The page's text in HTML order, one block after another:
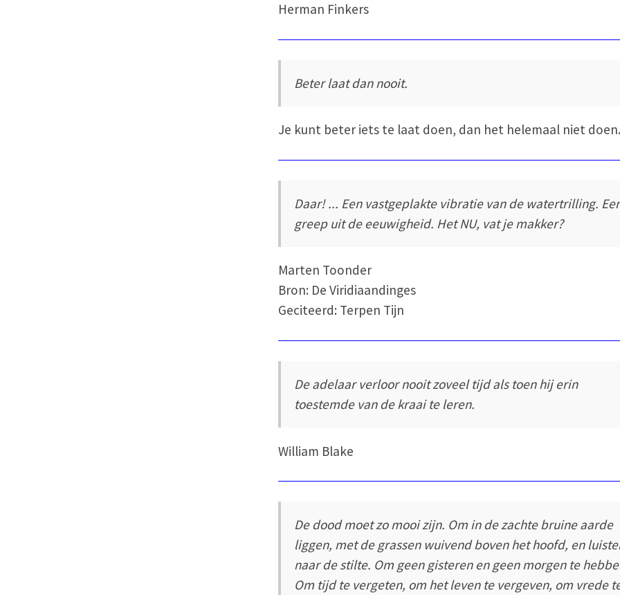
Herman Finkers
Beter laat dan nooit.
Je kunt beter iets te laat doen, dan het helemaal niet doen.
Daar! ... Een vastgeplakte vibratie van de watertrilling.
greep uit de eeuwigheid. Het NU, vat je makker?
Marten Toonder
Bron: De Viridiaandinges
Geciteerd: Terpen Tijn
De adelaar verloor nooit zoveel tijd als toen hij erin
toestemde van de kraai te leren.
William Blake
De dood moet zo mooi zijn. Om in de zachte bruine aarde
liggen, met de grassen wuivend boven het hoofd, en
naar de stilte. Om geen gisteren en geen morgen te
Om tijd te vergeten, om het leven te vergeven, om vrede